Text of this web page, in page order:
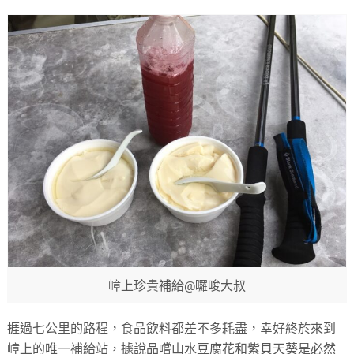
嶂上珍貴補給@囉唆大叔
捱過七公里的路程，食品飲料都差不多耗盡，幸好終於來到
嶂上的唯一補給站，據說品嚐山水豆腐花和紫貝天葵是必然